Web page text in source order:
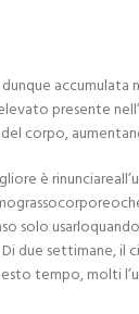
presente
corpo,
è
solo
due
tempo, molti